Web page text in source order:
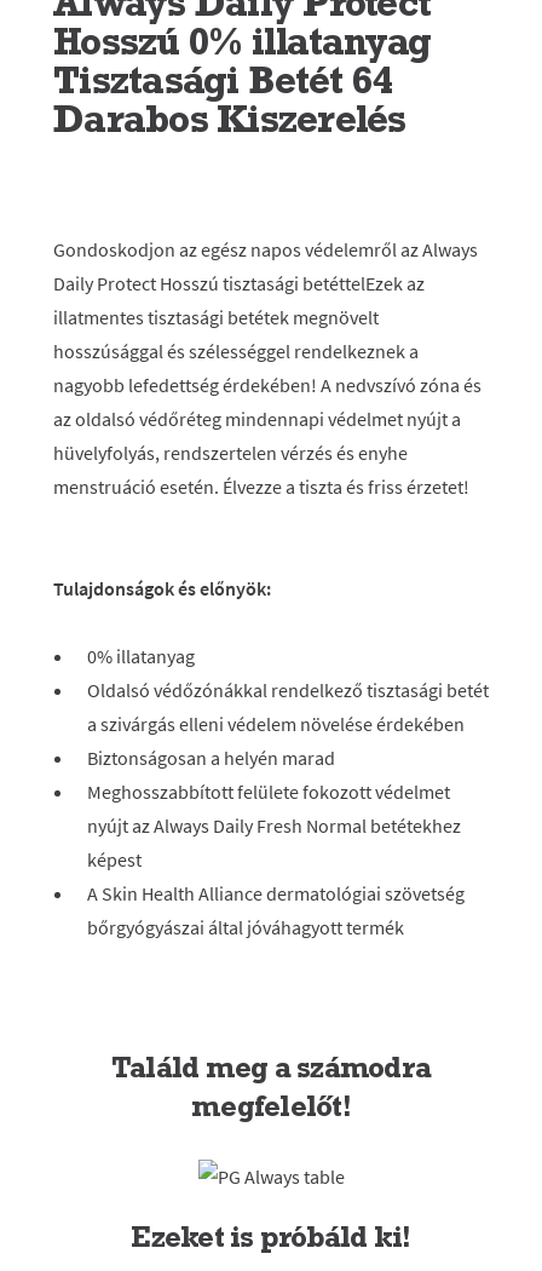
Hosszú 0% illatanyag
Tisztasági Betét 64
Darabos Kiszerelés
Gondoskodjon az egész napos védelemről az Always
Daily Protect Hosszú tisztasági betéttelEzek az
illatmentes tisztasági betétek megnövelt
hosszúsággal és szélességgel rendelkeznek a
nagyobb lefedettség érdekében! A nedvszívó zóna és
az oldalsó védőréteg mindennapi védelmet nyújt a
hüvelyfolyás, rendszertelen vérzés és enyhe
menstruáció esetén. Élvezze a tiszta és friss érzetet!
Tulajdonságok és előnyök:
0% illatanyag
Oldalsó védőzónákkal rendelkező tisztasági betét
a szivárgás elleni védelem növelése érdekében
Biztonságosan a helyén marad
Meghosszabbított felülete fokozott védelmet
nyújt az Always Daily Fresh Normal betétekhez
képest
A Skin Health Alliance dermatológiai szövetség
bőrgyógyászai által jóváhagyott termék
Találd meg a számodra
megfelelőt!
Ezeket is próbáld ki!